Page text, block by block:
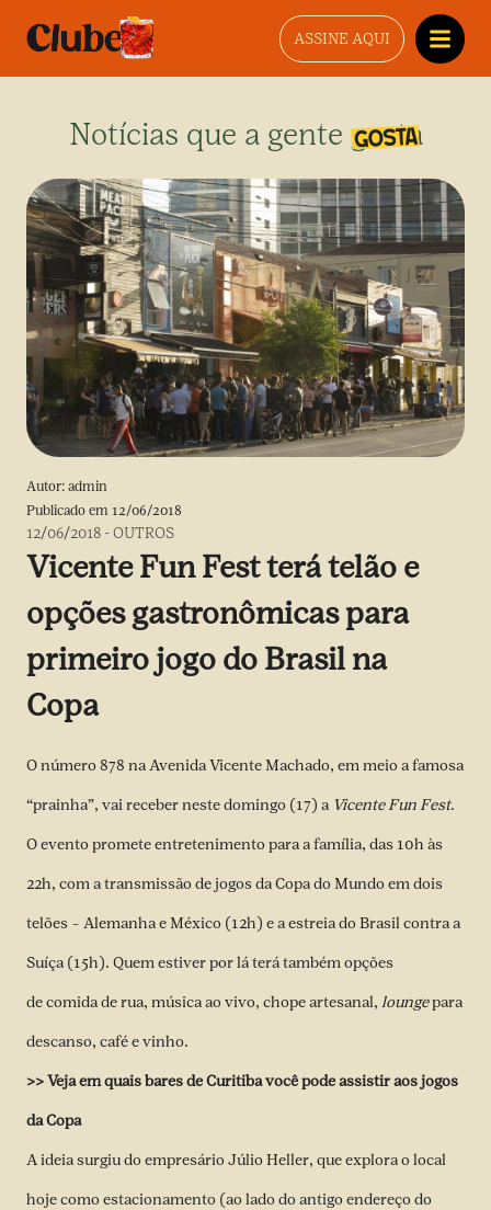
ASSINE AQUI
Notícias que a gente gosta
Autor: admin
Publicado em 12/06/2018
12/06/2018 -OUTROS
Vicente Fun Fest terá telão e
opções gastronômicas para
primeiro jogo do Brasil na
Copa
O número 878 na Avenida Vicente Machado, em meio a famosa
“prainha”, vai receber neste domingo (17) a Vicente Fun Fest.
O evento promete entretenimento para a família, das 10h às
22h, com a transmissão de jogos da Copa do Mundo em dois
telões – Alemanha e México (12h) e a estreia do Brasil contra a
Suíça (15h). Quem estiver por lá terá também opções
de comida de rua, música ao vivo, chope artesanal, loungepara
descanso, café e vinho.
>> Veja em quais bares de Curitiba você pode assistir aos jogos
da Copa
A ideia surgiu do empresário Júlio Heller, que explora o local
hoje como estacionamento (ao lado do antigo endereço do